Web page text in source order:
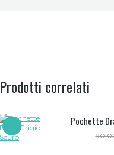
Prodotti correlati
Pochette